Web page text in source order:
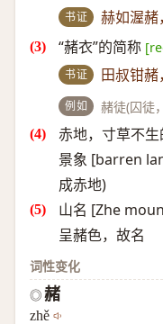
书证 赫如渥赭
“赭衣”的简称
书证 田叔钳
例如 赭徒(囚徒
赤地，寸草不
景象 [barren
成赤地)
山名 [Zhe
呈赭色，故名
词性变化
◎ 赭
zhě